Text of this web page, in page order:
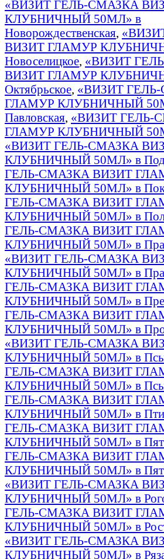
«ВИЗИТ ГЕЛЬ-СМАЗКА
КЛУБНИЧНЫЙ 50МЛ» в
Новорождественская,
ВИЗИТ ГЛАМУР
Новоселицкое, «ВИЗИТ
ВИЗИТ ГЛАМУР
Октябрьское, «ВИЗИТ
ГЛАМУР КЛУБНИЧНЫЙ
Павловская, «ВИЗИТ ГЕЛЬ-
ГЛАМУР КЛУБНИЧНЫЙ
«ВИЗИТ ГЕЛЬ-СМАЗКА
КЛУБНИЧНЫЙ 50МЛ» в
ГЕЛЬ-СМАЗКА ВИЗИТ
КЛУБНИЧНЫЙ 50МЛ» в
ГЕЛЬ-СМАЗКА ВИЗИТ
КЛУБНИЧНЫЙ 50МЛ» в
ГЕЛЬ-СМАЗКА ВИЗИТ
КЛУБНИЧНЫЙ 50МЛ» в
«ВИЗИТ ГЕЛЬ-СМАЗКА
КЛУБНИЧНЫЙ 50МЛ» в
ГЕЛЬ-СМАЗКА ВИЗИТ
КЛУБНИЧНЫЙ 50МЛ» в
ГЕЛЬ-СМАЗКА ВИЗИТ
КЛУБНИЧНЫЙ 50МЛ» в
«ВИЗИТ ГЕЛЬ-СМАЗКА
КЛУБНИЧНЫЙ 50МЛ» в
ГЕЛЬ-СМАЗКА ВИЗИТ
КЛУБНИЧНЫЙ 50МЛ» в
ГЕЛЬ-СМАЗКА ВИЗИТ
КЛУБНИЧНЫЙ 50МЛ» в
ГЕЛЬ-СМАЗКА ВИЗИТ
КЛУБНИЧНЫЙ 50МЛ» в
ГЕЛЬ-СМАЗКА ВИЗИТ
КЛУБНИЧНЫЙ 50МЛ» в
«ВИЗИТ ГЕЛЬ-СМАЗКА
КЛУБНИЧНЫЙ 50МЛ» в
ГЕЛЬ-СМАЗКА ВИЗИТ
КЛУБНИЧНЫЙ 50МЛ» в
«ВИЗИТ ГЕЛЬ-СМАЗКА
КЛУБНИЧНЫЙ 50МЛ» в